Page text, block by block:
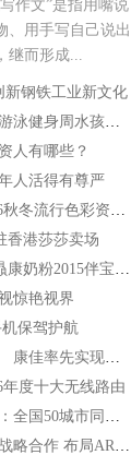
文”是指用嘴说
、用手写自己说出
继而形成...
钢铁工业新文化
世界游泳冠军助阵全民游泳健身周水孩子北京祥云站
人有哪些？
人活得有尊严
MaBelle时尚搭配—2016秋冬流行色彩资讯第二期
香港莎莎卖场
新西兰Tummy Rumble贔康奶粉2015伴宝宝健康成长
惊艳视界
保驾护航
传统厂商发力智能营销 康佳率先实现广告TA功能
年度十大无线路由
携程、旅游百事通联手：全国50城市同一天“万人游泰国”
云帆加速与亮风台达成战略合作 布局AR产业